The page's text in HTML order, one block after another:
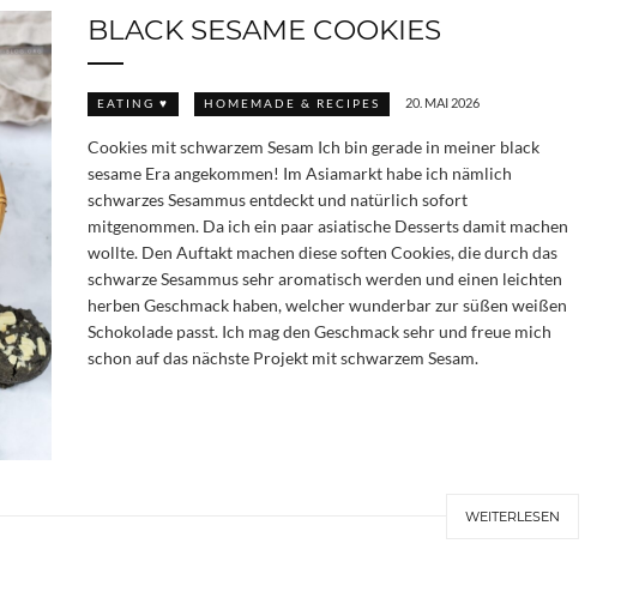
BLACK SESAME COOKIES
EATING ♥ HOMEMADE & RECIPES 20. MAI 2026
Cookies mit schwarzem Sesam Ich bin gerade in meiner black
sesame Era angekommen! Im Asiamarkt habe ich nämlich
schwarzes Sesammus entdeckt und natürlich sofort
mitgenommen. Da ich ein paar asiatische Desserts damit machen
wollte. Den Auftakt machen diese soften Cookies, die durch das
schwarze Sesammus sehr aromatisch werden und einen leichten
herben Geschmack haben, welcher wunderbar zur süßen weißen
Schokolade passt. Ich mag den Geschmack sehr und freue mich
schon auf das nächste Projekt mit schwarzem Sesam.
WEITERLESEN